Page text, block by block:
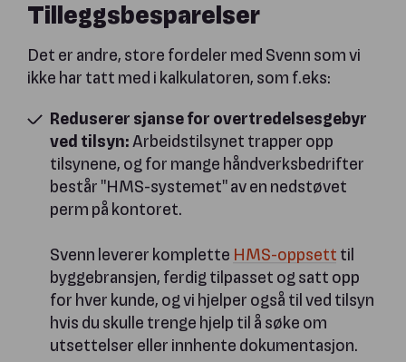
Tilleggsbesparelser
Det er andre, store fordeler med Svenn som vi
ikke har tatt med i kalkulatoren, som f.eks:
Reduserer sjanse for overtredelsesgebyr
ved tilsyn: Arbeidstilsynet trapper opp
tilsynene, og for mange håndverksbedrifter
består "HMS-systemet" av en nedstøvet
perm på kontoret.
Svenn leverer komplette HMS-oppsett til
byggebransjen, ferdig tilpasset og satt opp
for hver kunde, og vi hjelper også til ved tilsyn
hvis du skulle trenge hjelp til å søke om
utsettelser eller innhente dokumentasjon.